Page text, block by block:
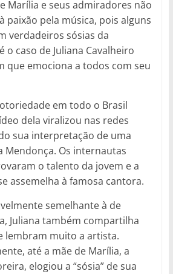
Marília e seus admiradores não
paixão pela música, pois alguns
verdadeiros sósias da
o caso de Juliana Cavalheiro
que emociona a todos com seu
em todo o Brasil
dela viralizou nas redes
sua interpretação de uma
Mendonça. Os internautas
o talento da jovem e a
assemelha à famosa cantora.
semelhante à de
Juliana também compartilha
lembram muito a artista.
até a mãe de Marília, a
elogiou a “sósia” de sua